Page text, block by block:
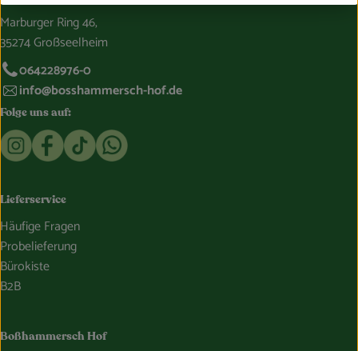
Marburger Ring 46,
35274 Großseelheim
064228976-0
info@bosshammersch-hof.de
Folge uns auf:
Externer Link zu https://www.instagram.com/
Externer Link zu https://www.facebook.com/
Externer Link zu https://www.tiktok.com/
Externer Link zu https://whatsapp.com/
Lieferservice
Häufige Fragen
Probelieferung
Bürokiste
B2B
Boßhammersch Hof